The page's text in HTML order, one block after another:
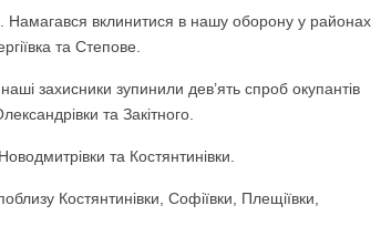
Намагався вклинитися в нашу оборону у районах
та Степове.
захисники зупинили дев’ять спроб окупантів
та Закітного.
та Костянтинівки.
Костянтинівки, Софіївки, Плещіївки,